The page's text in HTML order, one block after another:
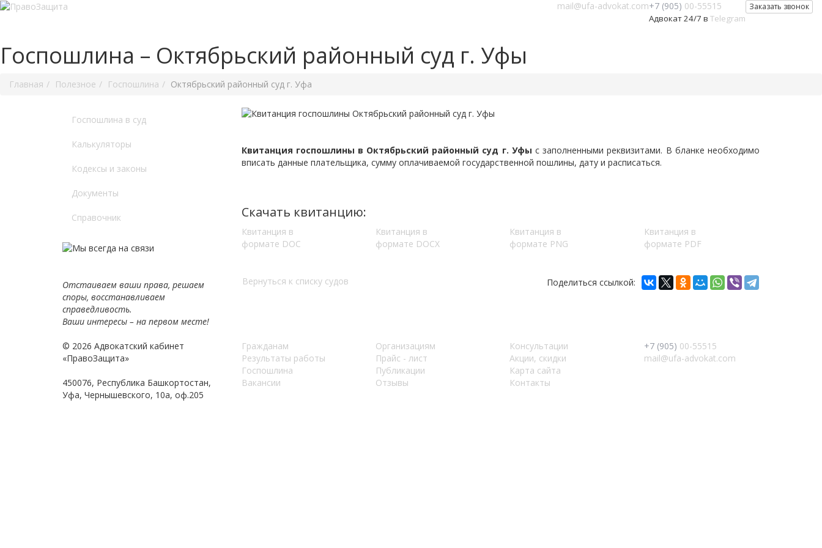
Заказать звонок
+7 (905) 00-55515
Адвокат 24/7 в Telegram
mail@ufa-advokat.com
Госпошлина – Октябрьский районный суд г. Уфы
Главная Полезное Госпошлина Октябрьский районный суд г. Уфа
Госпошлина в суд
Калькуляторы
Кодексы и законы
Документы
Справочник
Отстаиваем ваши права, решаем
споры, восстанавливаем
справедливость.
Ваши интересы – на первом месте!
Квитанция госпошлины в Октябрьский районный суд г. Уфы с заполненными реквизитами. В бланке необходимо
вписать данные плательщика, сумму оплачиваемой государственной пошлины, дату и расписаться.
Скачать квитанцию:
Квитанция в
формате DOC
Квитанция в
формате DOCX
Квитанция в
формате PNG
Квитанция в
формате PDF
Поделиться ссылкой:
Вернуться к списку судов
© 2026 Адвокатский кабинет
«ПравоЗащита»
450076, Республика Башкортостан,
Уфа, Чернышевского, 10а, оф.205
Гражданам Организациям
Консультации
Результаты работы
Прайс - лист
Акции, скидки
Госпошлина
Публикации
Карта сайта
Вакансии
Отзывы Контакты
+7 (905) 00-55515
mail@ufa-advokat.com